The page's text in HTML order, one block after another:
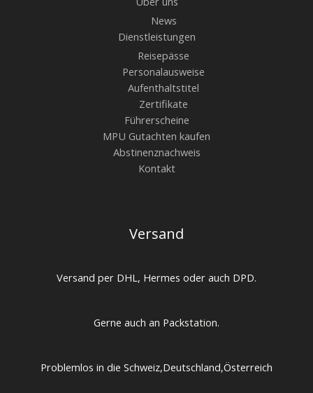
News
Dienstleistungen
Reisepässe
Personalausweise
Aufenthaltstitel
Zertifikate
Führerscheine
MPU Gutachten kaufen
Abstinenznachweis
Kontakt
Versand
Versand per DHL, Hermes oder auch DPD.
Gerne auch an Packstation.
Problemlos in die Schweiz,Deutschland,Österreich